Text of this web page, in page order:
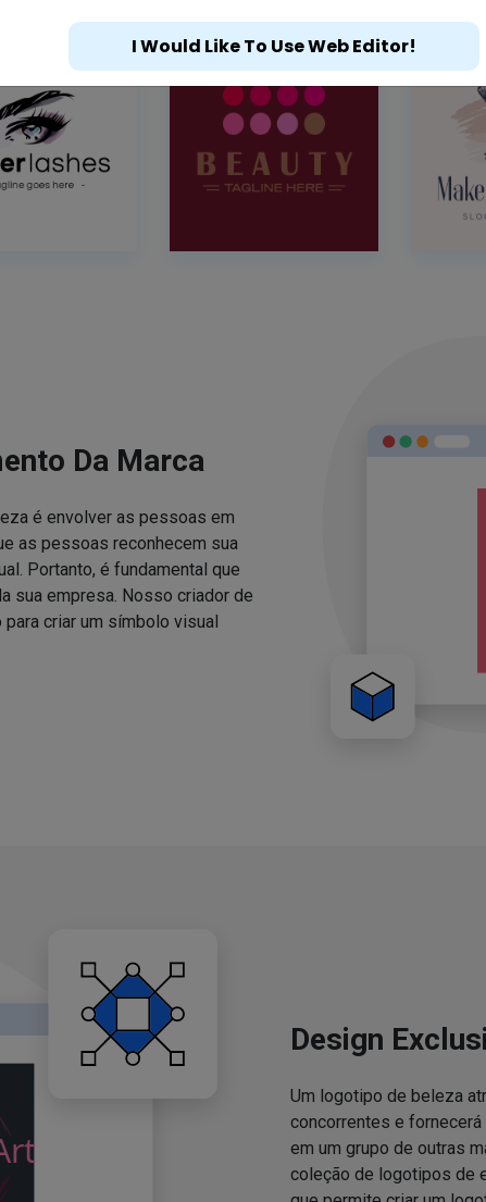
Da Marca
é envolver as pessoas em
as pessoas reconhecem sua
Portanto, é fundamental que
sua empresa. Nosso criador de
criar um símbolo visual
Design
Um logotipo de beleza
concorrentes e
em um grupo de outras
coleção de logotipos de
I Would Like To Use Web Editor!